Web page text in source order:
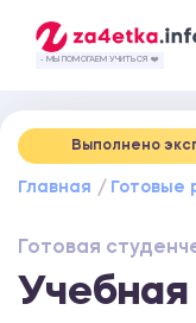
- МЫ ПОМОГАЕМ УЧИТЬСЯ ❤️
Выполнено
Главная Готовые
Готовая
Учебная